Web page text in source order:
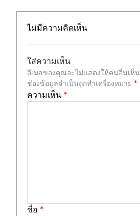
ไม่มีความคิดเห็น
ใส่ความเห็น
อีเมลของคุณจะไม่แสดงให้คนอื่นเห็น
ช่องข้อมูลจำเป็นถูกทำเครื่องหมาย *
ความเห็น *
ชื่อ *